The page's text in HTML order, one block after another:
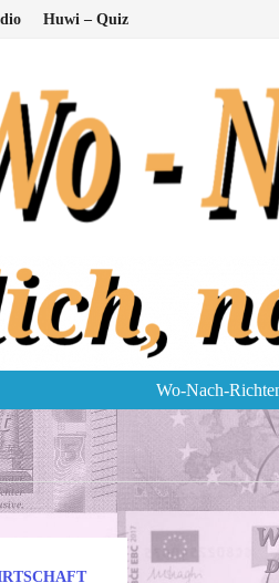
Huwi – Quiz
Wo-Nach-